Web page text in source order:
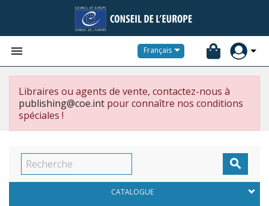
 Français
Libraires ou agents de vente, contactez-nous à
publishing@coe.int pour connaître nos conditions
spéciales !

CATALOGUE